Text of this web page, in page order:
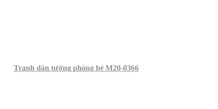
Tranh dán tường phòng bé M20-0366